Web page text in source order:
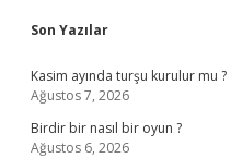
Son Yazılar
Kasim ayında turşu kurulur mu ?
Ağustos 7, 2026
Birdir bir nasıl bir oyun ?
Ağustos 6, 2026